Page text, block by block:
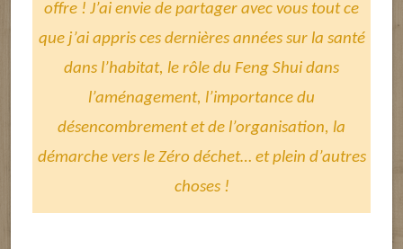
offre ! J’ai envie de partager avec vous tout ce
que j’ai appris ces dernières années sur la santé
dans l’habitat, le rôle du Feng Shui dans
l’aménagement, l’importance du
désencombrement et de l’organisation, la
démarche vers le Zéro déchet… et plein d’autres
choses !